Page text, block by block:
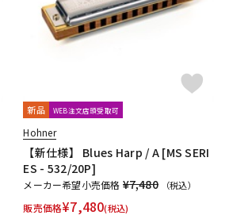
新品 WEB注文店頭受取可
Hohner
【新仕様】 Blues Harp / A [MS SERI
ES - 532/20P]
メーカー希望小売価格 ¥7,480 （税込）
販売価格¥7,480(税込)